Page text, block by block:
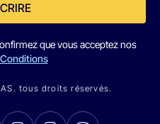
que vous acceptez nos
tous droits réservés.